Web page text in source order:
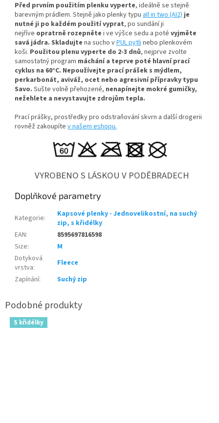
Před prvním použitím plenku vyperte, ideálně se stejně
barevným prádlem. Stejně jako plenky typu aIl in two (AI2) je
nutné ji po každém použití vyprat, po sundání ji
nejříve opratrně rozepněte i ve výšce sedu a poté vyjměte
savá jádra. Skladujte na sucho vPUL pytlinebo plenkovém
koši. Použitou plenu vyperte do 2-3 dnů, nejprve zvolte
samostatný program máchání a teprve poté hlavní prací
cyklus na 60°C. Nepoužívejte prací prášek s mýdlem,
perkarbonát, aviváž, ocet nebo agresivní přípravky typu
Savo. Sušte volně přehozené, nenapínejte mokré gumičky,
nežehlete a nevystavujte zdrojům tepla.
Prací prášky, prostředky pro odstraňování skvrn a další drogerii
rovněž zakoupíte v našem eshopu.
VYROBENO S LÁSKOU V PODĚBRADECH
Doplňkové parametry
Kategorie:
Kapsové plenky - Jednovelikostní, na suchý
zip, s křidélky
EAN:
8595697816598
Size:
M
Dotyková
vrstva:
Fleece
Zapínání: Suchý zip
S křidélky